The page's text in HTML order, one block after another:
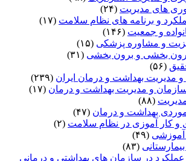
های مدیریت (۲۴)
و برنامه های نظام سلامت (۱۷)
و جمعیت (۱۴۶)
و مشاوره پزشکی (۱۵)
بخشی و برون بخشی (۳۱)
(۵۶)
مدیریت بهداشت و درمان ایران (۲۳۹)
و مدیریت بهداشت و درمان (۱۷)
(۸۸)
بهداشت و درمان (۴۷)
و کار آموزی در نظام سلامت (۲)
آموزشی (۴۹)
(۸۳)
در سازمان های بهداشتی و درمانی